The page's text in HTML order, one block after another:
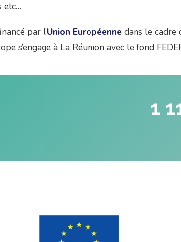
etc…
par l’Union Européenne dans le cadre
s’engage à La Réunion avec le fond
1